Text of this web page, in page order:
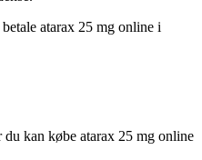
atarax 25 mg online i
kan købe atarax 25 mg online